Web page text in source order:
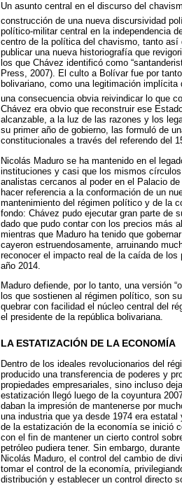
Un asunto central en el discurso del
construcción de una nueva discursividad
político-militar central en la independencia
centro de la política del chavismo, tanto así
publicar una nueva historiografía que
los que Chávez identificó como
Press, 2007). El culto a Bolívar fue por
bolivariano, como una legitimación
una consecuencia obvia reivindicar lo que
Chávez era obvio que reconstruir ese
alcanzable, a la luz de las razones y los
su primer año de gobierno, las formuló de
constitucionales a través del referendo del
Nicolás Maduro se ha mantenido en el
instituciones y casi que los mismos
analistas cercanos al poder en el Palacio
hacer referencia a la conformación de un
mantenimiento del régimen político y de la
fondo: Chávez pudo ejecutar gran parte de
dado que pudo contar con los precios más
mientras que Maduro ha tenido que
cayeron estruendosamente, arruinando
reconocer el impacto real de la caída de
año 2014.
Maduro defiende, por lo tanto, una versión
los que sostienen al régimen político, son
quebrar con facilidad el núcleo central del
el presidente de la república bolivariana.
LA ESTATIZACIÓN DE LA ECONOMÍA
Dentro de los ideales revolucionarios del
producido una transferencia de poderes y
propiedades empresariales, sino incluso
estatización llegó luego de la coyuntura
daban la impresión de mantenerse por
una industria que ya desde 1974 era
de la estatización de la economía se inició
con el fin de mantener un cierto control
petróleo pudiera tener. Sin embargo,
Nicolás Maduro, el control del cambio de
tomar el control de la economía,
distribución y establecer un control directo